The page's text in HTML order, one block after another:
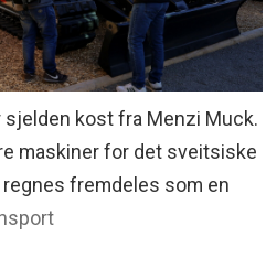
sjelden kost fra Menzi Muck.
maskiner for det sveitsiske
fremdeles som en